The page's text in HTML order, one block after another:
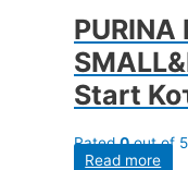
PURINA
Start
Rated0out of 5
Read more